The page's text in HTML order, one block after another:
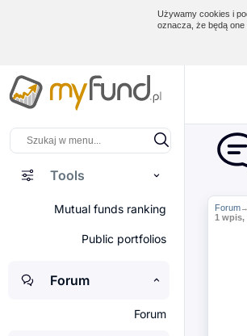
Używamy cookies i
oznacza, że będą
Tools
Mutual funds ranking
Public portfolios
Forum
Forum
Forum
1 wpis,